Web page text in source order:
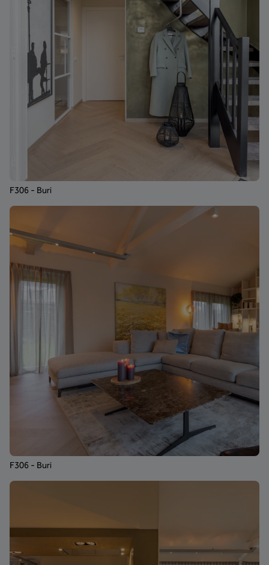
F306 - Buri
F306 - Buri